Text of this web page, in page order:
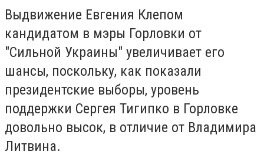
Выдвижение Евгения Клепом
кандидатом в мэры Горловки от
"Сильной Украины" увеличивает его
шансы, поскольку, как показали
президентские выборы, уровень
поддержки Сергея Тигипко в Горловке
довольно высок, в отличие от Владимира
Литвина.